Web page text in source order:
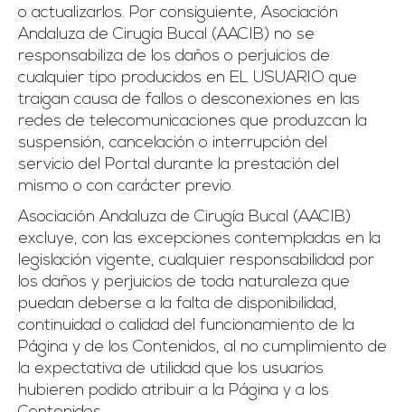
o actualizarlos. Por consiguiente, Asociación
Andaluza de Cirugía Bucal (AACIB) no se
responsabiliza de los daños o perjuicios de
cualquier tipo producidos en EL USUARIO que
traigan causa de fallos o desconexiones en las
redes de telecomunicaciones que produzcan la
suspensión, cancelación o interrupción del
servicio del Portal durante la prestación del
mismo o con carácter previo.
Asociación Andaluza de Cirugía Bucal (AACIB)
excluye, con las excepciones contempladas en la
legislación vigente, cualquier responsabilidad por
los daños y perjuicios de toda naturaleza que
puedan deberse a la falta de disponibilidad,
continuidad o calidad del funcionamiento de la
Página y de los Contenidos, al no cumplimiento de
la expectativa de utilidad que los usuarios
hubieren podido atribuir a la Página y a los